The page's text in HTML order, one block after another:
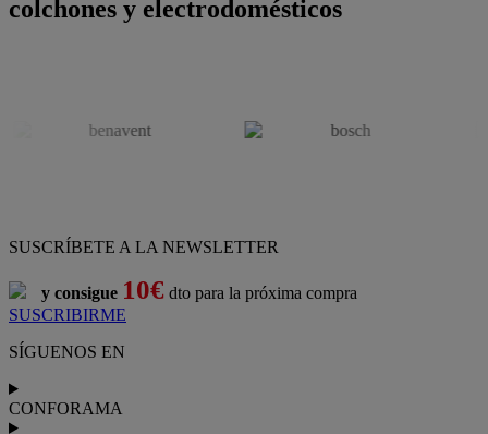
colchones y electrodomésticos
SUSCRÍBETE A LA NEWSLETTER
y consigue 10€ dto para la próxima compra
SUSCRIBIRME
SÍGUENOS EN
CONFORAMA